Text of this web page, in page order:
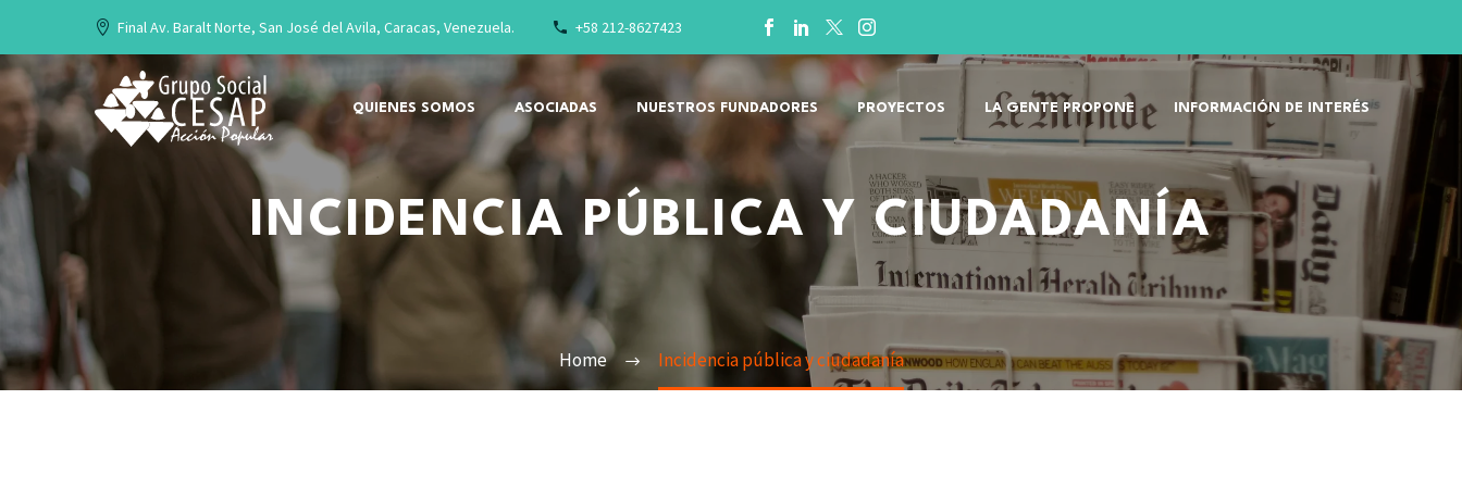
Final Av. Baralt Norte, San José del Avila, Caracas, Venezuela. +58 212-8627423
QUIENES SOMOS ASOCIADAS NUESTROS FUNDADORES PROYECTOS LA GENTE PROPONE INFORMACIÓN DE INTERÉS
INCIDENCIA PÚBLICA Y CIUDADANÍA
Home Incidencia pública y ciudadanía